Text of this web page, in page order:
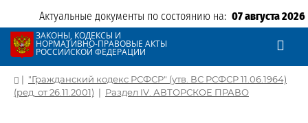
Актуальные документы по состоянию на: 07 августа 2026
ЗАКОНЫ, КОДЕКСЫ И
НОРМАТИВНО-ПРАВОВЫЕ АКТЫ
РОССИЙСКОЙ ФЕДЕРАЦИИ
| "Гражданский кодекс РСФСР" (утв. ВС РСФСР 11.06.1964)
(ред. от 26.11.2001) | Раздел IV. АВТОРСКОЕ ПРАВО